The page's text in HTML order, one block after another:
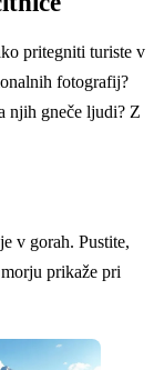
pritegniti turiste v
fotografij?
njih gneče ljudi? Z
v gorah. Pustite,
prikaže pri